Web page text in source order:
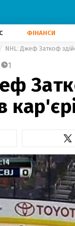
ФІНАНСИ
NHL: Джеф Заткоф
1